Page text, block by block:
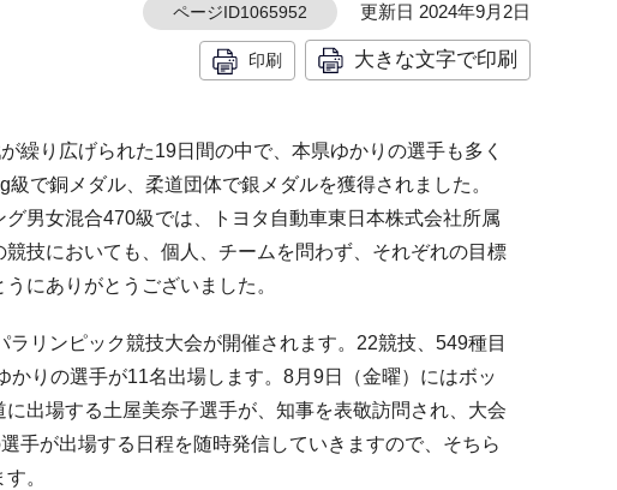
ページID1065952 更新日 2024年9月2日
印刷 大きな文字で印刷
り広げられた19日間の中で、本県ゆかりの選手も多く
で銅メダル、柔道団体で銀メダルを獲得されました。
男女混合470級では、トヨタ自動車東日本株式会社所属
技においても、個人、チームを問わず、それぞれの目標
にありがとうございました。
リンピック競技大会が開催されます。22競技、549種目
りの選手が11名出場します。8月9日（金曜）にはボッ
出場する土屋美奈子選手が、知事を表敬訪問され、大会
手が出場する日程を随時発信していきますので、そちら
。